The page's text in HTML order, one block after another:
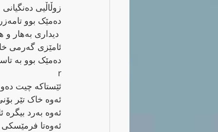
زوڵاڵیی ده‌نگیانی به‌ ئاسته‌م له‌ یاد بوو.
ده‌مێک بوو تامه‌زرۆی
ئامێزی گه‌رمی خاک
ده‌مێک بوو به‌ تاسه‌ی دیتنی فوئاد بوو.
r
ئێستاکه‌ چیت ده‌وێ
ئه‌وه‌ خاک تێر بۆنی پێوه‌ که‌ و
ئه‌وه‌ به‌رد بیگره‌ ئامێز و
ئه‌وه‌تا فرمێسکی هه‌ڵوه‌ریو له‌ چاوی هه‌ڵاڵه‌ی بریندار